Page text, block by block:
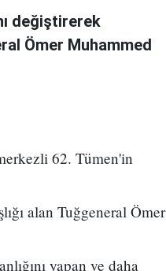
değiştirerek
Ömer Muhammed
62. Tümen'in
alan Tuğgeneral Ömer
yapan ve daha